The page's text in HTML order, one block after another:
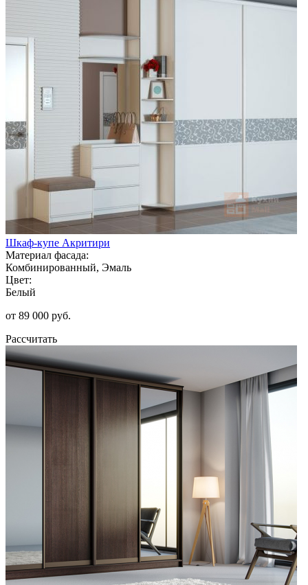
Шкаф-купе Акритири
Материал фасада:
Комбинированный, Эмаль
Цвет:
Белый
от 89 000 руб.
Рассчитать